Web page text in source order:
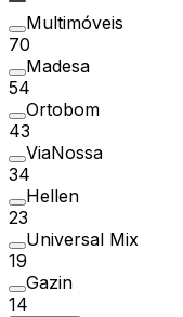
Multimóveis
70
Madesa
54
Ortobom
43
ViaNossa
34
Hellen
23
Universal Mix
19
Gazin
14